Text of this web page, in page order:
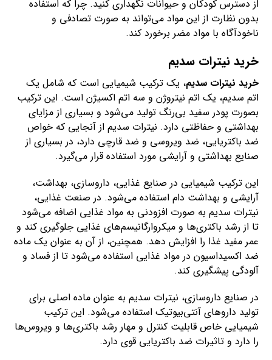
از دسترس کودکان و حیوانات نگهداری کنید. چرا که استفاده
بدون نظارت از این مواد می‌تواند به صورت تصادفی و
ناخودآگاه با مواد مضر برخورد کند.
خرید نیترات سدیم
خرید نیترات سدیم، یک ترکیب شیمیایی است که شامل یک
اتم سدیم، یک اتم نیتروژن و سه اتم اکسیژن است. این ترکیب
بصورت پودر سفید بی‌رنگ تولید می‌شود و بسیاری از مزایای
بهداشتی و حفاظتی دارد. نیترات سدیم از آنجایی که خواص
ضد باکتریایی، ضد ویروسی و ضد قارچی دارد، در بسیاری از
صنایع بهداشتی و آرایشی مورد استفاده قرار می‌گیرد.
این ترکیب شیمیایی در صنایع غذایی، داروسازی، بهداشت،
آرایشی و بهداشت دام استفاده می‌شود. در صنعت غذایی،
نیترات سدیم به صورت افزودنی به مواد غذایی اضافه می‌شود
تا از رشد باکتری‌ها و میکروارگانیسم‌های غذایی جلوگیری کند و
عمر مفید غذا را افزایش دهد. همچنین، از آن به عنوان یک ماده
ضد اکسیداسیون در مواد غذایی استفاده می‌شود تا از فساد و
آلودگی پیشگیری کند.
در صنایع داروسازی، نیترات سدیم به عنوان ماده اصلی برای
تولید داروهای آنتی‌بیوتیک استفاده می‌شود. این ترکیب
شیمیایی خاص قابلیت کنترل و مهار رشد باکتری‌ها و ویروس‌ها
را دارد و تاثیرات ضد باکتریایی قوی دارد.